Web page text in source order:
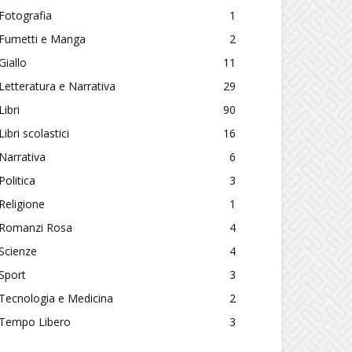
1
e Manga
2
11
e Narrativa
29
90
scolastici
16
6
3
1
Rosa
4
4
3
e Medicina
2
Libero
3